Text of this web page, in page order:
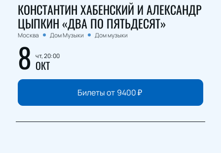
КОНСТАНТИН ХАБЕНСКИЙ И АЛЕКСАНДР
ЦЫПКИН «ДВА ПО ПЯТЬДЕСЯТ»
Москва Дом Музыки Дом музыки
8 чт, 20:00
ОКТ
Билеты от 9400₽